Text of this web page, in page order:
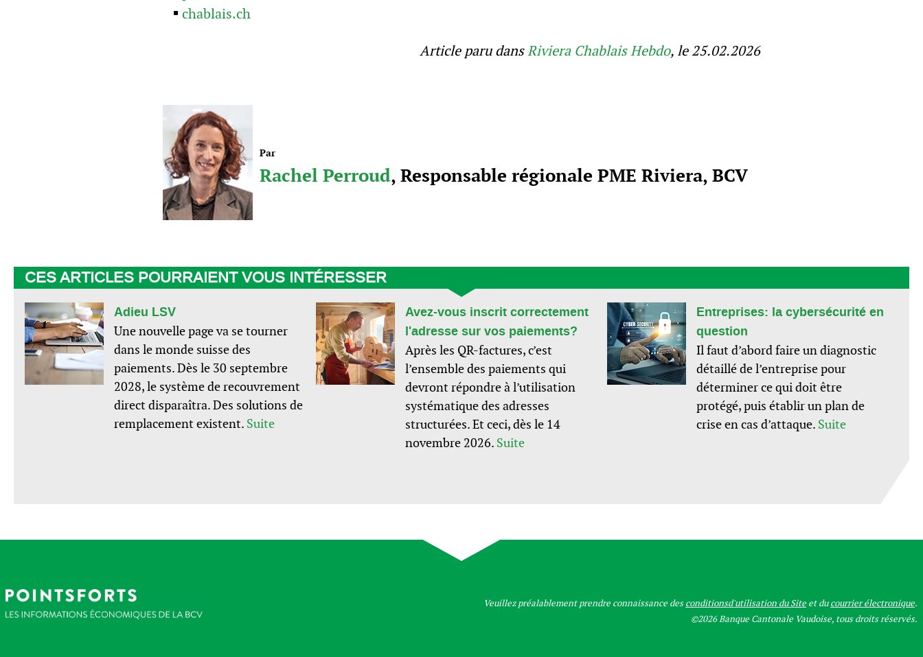
chablais.ch
Article paru dansRiviera Chablais Hebdo, le 25.02.2026
Par
Rachel Perroud, Responsable régionale PME Riviera, BCV
CES ARTICLES POURRAIENT VOUS INTÉRESSER
Adieu LSV
Une nouvelle page va se tourner
dans le monde suisse des
paiements. Dès le 30 septembre
2028, le système de recouvrement
direct disparaîtra. Des solutions de
remplacement existent. Suite
Avez-vous inscrit correctement
l'adresse sur vos paiements?
Après les QR-factures, c’est
l’ensemble des paiements qui
devront répondre à l’utilisation
systématique des adresses
structurées. Et ceci, dès le 14
novembre 2026. Suite
Entreprises: la cybersécurité en
question
Il faut d’abord faire un diagnostic
détaillé de l’entreprise pour
déterminer ce qui doit être
protégé, puis établir un plan de
crise en cas d’attaque. Suite
Veuillez préalablement prendre connaissance desconditionsd'utilisation du Site et ducourrier électronique.
©2026 Banque Cantonale Vaudoise, tous droits réservés.